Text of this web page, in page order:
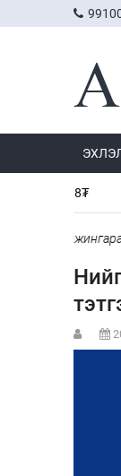
"Дүнжингарав"